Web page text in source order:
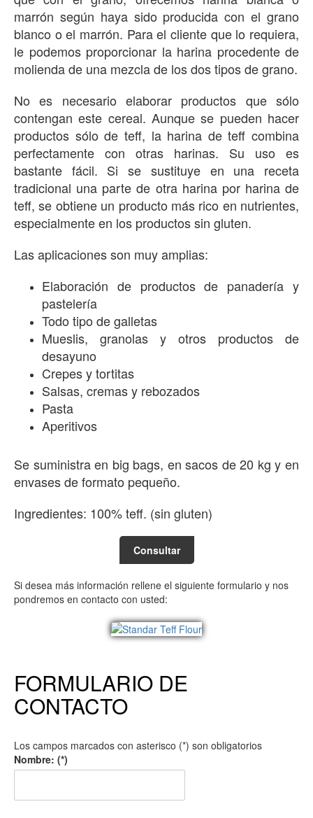
marrón según haya sido producida con el grano
blanco o el marrón. Para el cliente que lo requiera,
le podemos proporcionar la harina procedente de
molienda de una mezcla de los dos tipos de grano.
No es necesario elaborar productos que sólo
contengan este cereal. Aunque se pueden hacer
productos sólo de teff, la harina de teff combina
perfectamente con otras harinas. Su uso es
bastante fácil. Si se sustituye en una receta
tradicional una parte de otra harina por harina de
teff, se obtiene un producto más rico en nutrientes,
especialmente en los productos sin gluten.
Las aplicaciones son muy amplias:
Elaboración de productos de panadería y
pastelería
Todo tipo de galletas
Mueslis, granolas y otros productos de
desayuno
Crepes y tortitas
Salsas, cremas y rebozados
Pasta
Aperitivos
Se suministra en big bags, en sacos de 20 kg y en
envases de formato pequeño.
Ingredientes: 100% teff. (sin gluten)
Consultar
Si desea más información rellene el siguiente formulario y nos
pondremos en contacto con usted:
FORMULARIO DE
CONTACTO
Los campos marcados con asterisco (*) son obligatorios
Nombre: (*)